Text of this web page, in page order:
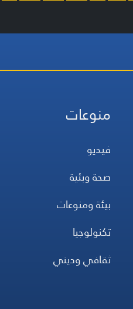
منوعات
فيديو
صحة وبئية
بيئة ومنوعات
تكنولوجيا
ثقافي وديني